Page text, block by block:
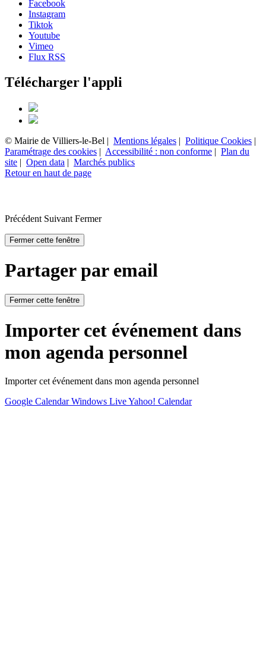
Facebook
Instagram
Tiktok
Youtube
Vimeo
Flux RSS
Télécharger l'appli
© Mairie de Villiers-le-Bel | Mentions légales | Politique Cookies |
Paramétrage des cookies | Accessibilité : non conforme | Plan du
site | Open data | Marchés publics
Retour en haut de page
Précédent Suivant Fermer
Fermer cette fenêtre
Partager par email
Fermer cette fenêtre
Importer cet événement dans
mon agenda personnel
Importer cet événement dans mon agenda personnel
Google CalendarWindows LiveYahoo! Calendar